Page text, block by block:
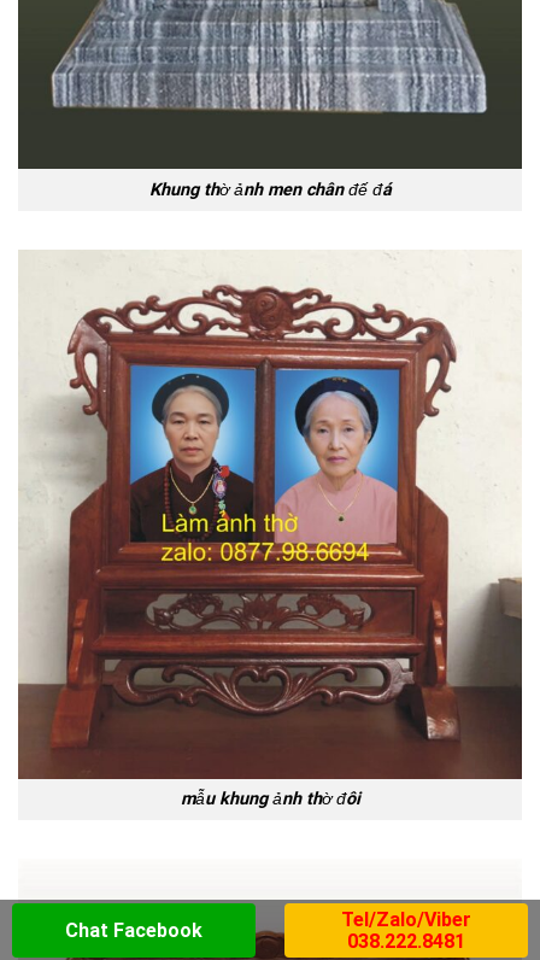
Khung thờ ảnh men chân đế đá
mẫu khung ảnh thờ đôi
Chat Facebook
Tel/Zalo/Viber
038.222.8481